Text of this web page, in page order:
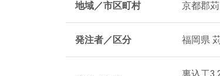
地域／市区町村 京都郡
発注者／区分 福岡県